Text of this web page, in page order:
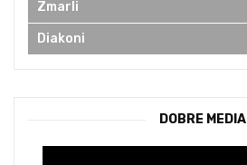
Zmarli
Diakoni
DOBRE MEDIA